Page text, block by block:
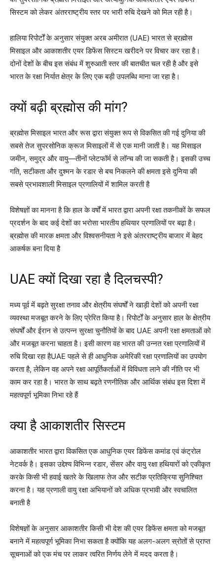
सिस्टम को लेकर अंतरराष्ट्रीय स्तर पर भारी रुचि देखने को मिल रही है।
हालिया रिपोर्टों के अनुसार संयुक्त अरब अमीरात (UAE) भारत से ब्रह्मोस
मिसाइल और आकाशतीर एयर डिफेंस सिस्टम खरीदने पर विचार कर रहा है।
दोनों देशों के बीच इस संबंध में शुरुआती स्तर की बातचीत चल रही है और इसे
भारत के रक्षा निर्यात क्षेत्र के लिए एक बड़ी उपलब्धि माना जा रहा है।
क्यों बढ़ी ब्रह्मोस की मांग?
ब्रह्मोस मिसाइल भारत और रूस द्वारा संयुक्त रूप से विकसित की गई दुनिया की
सबसे तेज सुपरसोनिक क्रूज मिसाइलों में से एक मानी जाती है। यह मिसाइल
जमीन, समुद्र और वायु—तीनों प्लेटफॉर्म से लॉन्च की जा सकती है। इसकी उच्च
गति, सटीकता और दुश्मन के रडार से बच निकलने की क्षमता इसे दुनिया की
सबसे प्रभावशाली मिसाइल प्रणालियों में शामिल करती है
विशेषज्ञों का मानना है कि हाल के वर्षों में भारत द्वारा अपनी रक्षा तकनीकों के सफल
प्रदर्शन के बाद कई देशों का भरोसा भारतीय हथियार प्रणालियों पर बढ़ा है।
ब्रह्मोस की मारक क्षमता और विश्वसनीयता ने इसे अंतरराष्ट्रीय बाजार में बेहद
आकर्षक बना दिया है
UAE क्यों दिखा रहा है दिलचस्पी?
मध्य पूर्व में बढ़ते सुरक्षा तनाव और क्षेत्रीय संघर्षों ने खाड़ी देशों को अपनी रक्षा
व्यवस्था मजबूत करने के लिए प्रेरित किया है। रिपोर्टों के अनुसार हाल के क्षेत्रीय
संघर्षों और ईरान से उत्पन्न सुरक्षा चुनौतियों के बाद UAE अपनी रक्षा क्षमताओं को
और मजबूत करना चाहता है। इसी कारण वह भारत की उन्नत रक्षा प्रणालियों में
रुचि दिखा रहा हैUAE पहले से ही आधुनिक अमेरिकी रक्षा प्रणालियों का उपयोग
करता है, लेकिन वह अपने रक्षा आपूर्तिकर्ताओं में विविधता लाने की नीति पर भी
काम कर रहा है। भारत के साथ बढ़ते रणनीतिक और आर्थिक संबंध इस दिशा में
महत्वपूर्ण भूमिका निभा रहे हैं
क्या है आकाशतीर सिस्टम
आकाशतीर भारत द्वारा विकसित एक आधुनिक एयर डिफेंस कमांड एवं कंट्रोल
नेटवर्क है। इसका उद्देश्य विभिन्न रडार, सेंसर और वायु रक्षा हथियारों को एकीकृत
करके किसी भी हवाई खतरे के खिलाफ तेज और सटीक प्रतिक्रिया सुनिश्चित
करना है। यह प्रणाली वायु रक्षा अभियानों को अधिक प्रभावी और स्वचालित
बनाती है
विशेषज्ञों के अनुसार आकाशतीर किसी भी देश की एयर डिफेंस क्षमता को मजबूत
बनाने में महत्वपूर्ण भूमिका निभा सकता है क्योंकि यह अलग-अलग स्रोतों से प्राप्त
सूचनाओं को एक मंच पर लाकर त्वरित निर्णय लेने में मदद करता है।